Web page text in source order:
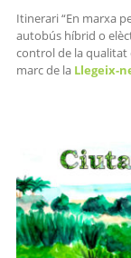
Itinerari “En marxa
autobús híbrid o
control de la qualitat
marc de laLlegeix-